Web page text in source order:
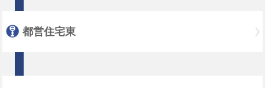
都営住宅東